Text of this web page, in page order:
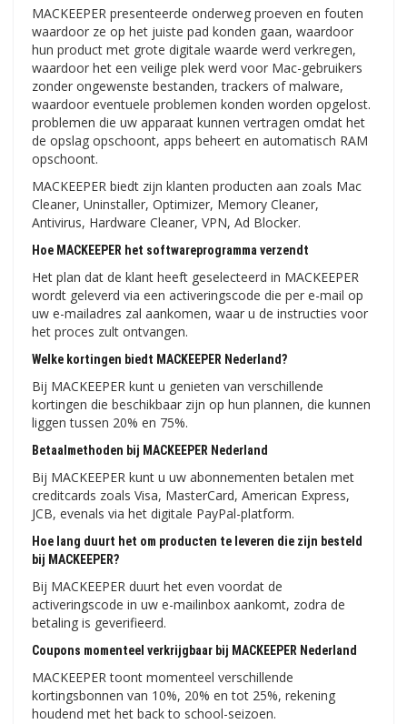
MACKEEPER presenteerde onderweg proeven en fouten
waardoor ze op het juiste pad konden gaan, waardoor
hun product met grote digitale waarde werd verkregen,
waardoor het een veilige plek werd voor Mac-gebruikers
zonder ongewenste bestanden, trackers of malware,
waardoor eventuele problemen konden worden opgelost.
problemen die uw apparaat kunnen vertragen omdat het
de opslag opschoont, apps beheert en automatisch RAM
opschoont.
MACKEEPER biedt zijn klanten producten aan zoals Mac
Cleaner, Uninstaller, Optimizer, Memory Cleaner,
Antivirus, Hardware Cleaner, VPN, Ad Blocker.
Hoe MACKEEPER het softwareprogramma verzendt
Het plan dat de klant heeft geselecteerd in MACKEEPER
wordt geleverd via een activeringscode die per e-mail op
uw e-mailadres zal aankomen, waar u de instructies voor
het proces zult ontvangen.
Welke kortingen biedt MACKEEPER Nederland?
Bij MACKEEPER kunt u genieten van verschillende
kortingen die beschikbaar zijn op hun plannen, die kunnen
liggen tussen 20% en 75%.
Betaalmethoden bij MACKEEPER Nederland
Bij MACKEEPER kunt u uw abonnementen betalen met
creditcards zoals Visa, MasterCard, American Express,
JCB, evenals via het digitale PayPal-platform.
Hoe lang duurt het om producten te leveren die zijn besteld
bij MACKEEPER?
Bij MACKEEPER duurt het even voordat de
activeringscode in uw e-mailinbox aankomt, zodra de
betaling is geverifieerd.
Coupons momenteel verkrijgbaar bij MACKEEPER Nederland
MACKEEPER toont momenteel verschillende
kortingsbonnen van 10%, 20% en tot 25%, rekening
houdend met het back to school-seizoen.